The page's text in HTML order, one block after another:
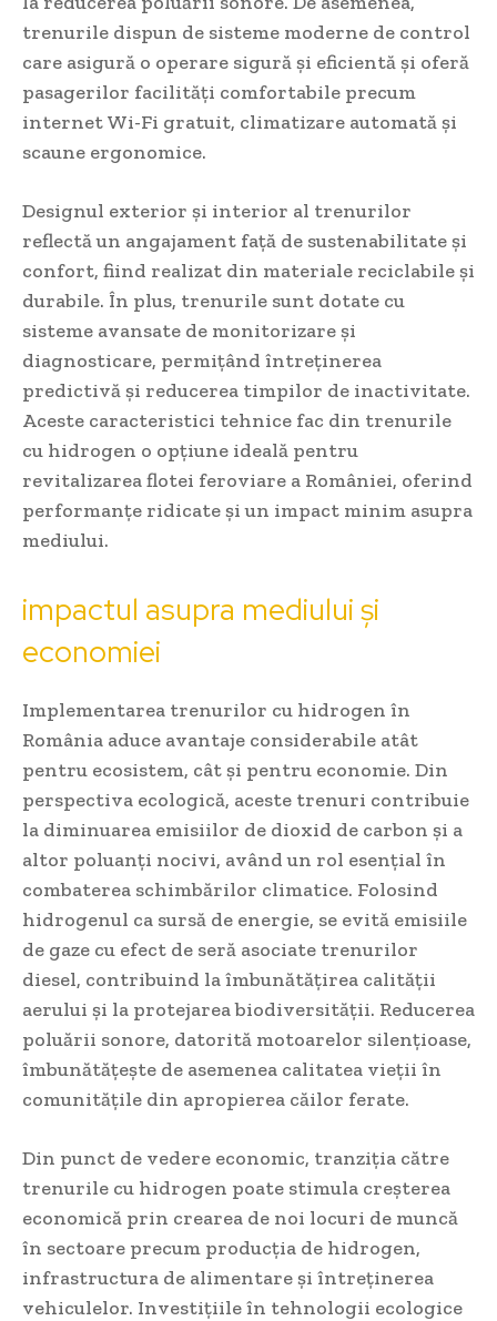
trenurile dispun de sisteme moderne de control
care asigură o operare sigură și eficientă și oferă
pasagerilor facilități comfortabile precum
internet Wi-Fi gratuit, climatizare automată și
scaune ergonomice.
Designul exterior și interior al trenurilor
reflectă un angajament față de sustenabilitate și
confort, fiind realizat din materiale reciclabile și
durabile. În plus, trenurile sunt dotate cu
sisteme avansate de monitorizare și
diagnosticare, permițând întreținerea
predictivă și reducerea timpilor de inactivitate.
Aceste caracteristici tehnice fac din trenurile
cu hidrogen o opțiune ideală pentru
revitalizarea flotei feroviare a României, oferind
performanțe ridicate și un impact minim asupra
mediului.
impactul asupra mediului și
economiei
Implementarea trenurilor cu hidrogen în
România aduce avantaje considerabile atât
pentru ecosistem, cât și pentru economie. Din
perspectiva ecologică, aceste trenuri contribuie
la diminuarea emisiilor de dioxid de carbon și a
altor poluanți nocivi, având un rol esențial în
combaterea schimbărilor climatice. Folosind
hidrogenul ca sursă de energie, se evită emisiile
de gaze cu efect de seră asociate trenurilor
diesel, contribuind la îmbunătățirea calității
aerului și la protejarea biodiversității. Reducerea
poluării sonore, datorită motoarelor silențioase,
îmbunătățește de asemenea calitatea vieții în
comunitățile din apropierea căilor ferate.
Din punct de vedere economic, tranziția către
trenurile cu hidrogen poate stimula creșterea
economică prin crearea de noi locuri de muncă
în sectoare precum producția de hidrogen,
infrastructura de alimentare și întreținerea
vehiculelor. Investițiile în tehnologii ecologice